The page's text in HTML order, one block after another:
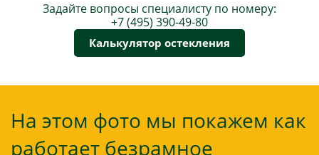
Задайте вопросы специалисту по номеру:
+7 (495) 390-49-80
Калькулятор остекления
На этом фото мы покажем как
работает безрамное